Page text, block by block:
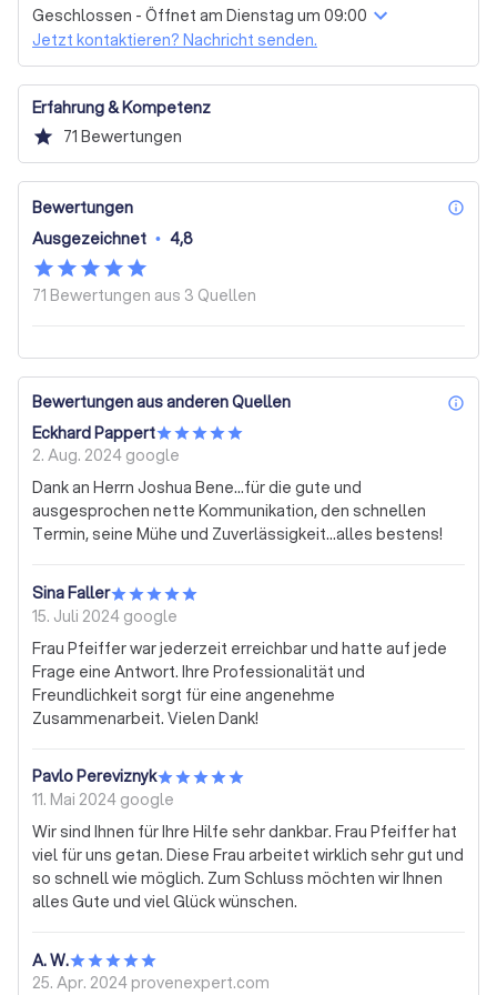
und unseren hohen Qualitätsanspruch einen
ausgezeichneten Ruf erarbeitet haben. Unser Ziel ist es,
unseren Kunden den bestmöglichen Service zu bieten
und sie bei der Verwirklichung ihrer Immobilienprojekte zu
unterstützen.
zuverlässigen Partner für Ihre
Immobilienangelegenheiten sind, zögern Sie nicht, uns zu
Angebot an und lassen Sie sich von unseren Leistungen
überzeugen.
Immobilienkauf
Grundstückskauf
Anschlussfinanzierung / Umschuldung /
Kapitalbeschaffung
Renovierung / Modernisierung / Bauprojekt
Per Telefon / Online
Geschlossen - Öffnet am Dienstag um 09:00
Jetzt kontaktieren? Nachricht senden.
Erfahrung & Kompetenz
star 71 Bewertungen
Bewertungen
Ausgezeichnet • 4,8
71 Bewertungen aus 3 Quellen
Bewertungen aus anderen Quellen
Eckhard Pappert
2. Aug. 2024 google
Dank an Herrn Joshua Bene…für die gute und
ausgesprochen nette Kommunikation, den schnellen
Termin, seine Mühe und Zuverlässigkeit…alles bestens!
Sina Faller
15. Juli 2024 google
Frau Pfeiffer war jederzeit erreichbar und hatte auf jede
Frage eine Antwort. Ihre Professionalität und
Freundlichkeit sorgt für eine angenehme
Zusammenarbeit. Vielen Dank!
Pavlo Pereviznyk
11. Mai 2024 google
Wir sind Ihnen für Ihre Hilfe sehr dankbar. Frau Pfeiffer hat
viel für uns getan. Diese Frau arbeitet wirklich sehr gut und
so schnell wie möglich. Zum Schluss möchten wir Ihnen
alles Gute und viel Glück wünschen.
A. W.
25. Apr. 2024 provenexpert.com